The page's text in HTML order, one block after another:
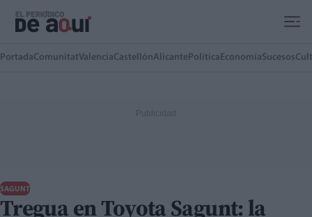
PortadaComunitatValenciaCastellónAlicante Política EconomíaSucesos
SAGUNT
Tregua en Toyota Sagunt: la